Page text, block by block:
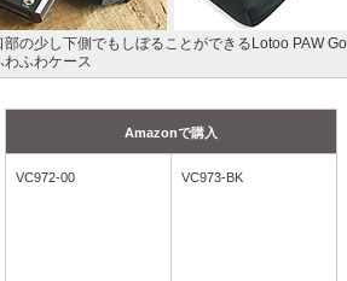
部の少し下側でもしぼることができるLotoo PAW
わふわケース
Amazonで購入
VC972-00 VC973-BK